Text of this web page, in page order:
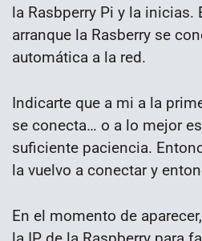
la Rasbperry Pi y la inicias.
arranque la Rasberry se
automática a la red.
Indicarte que a mi a la
se conecta… o a lo mejor
suficiente paciencia.
la vuelvo a conectar y
En el momento de